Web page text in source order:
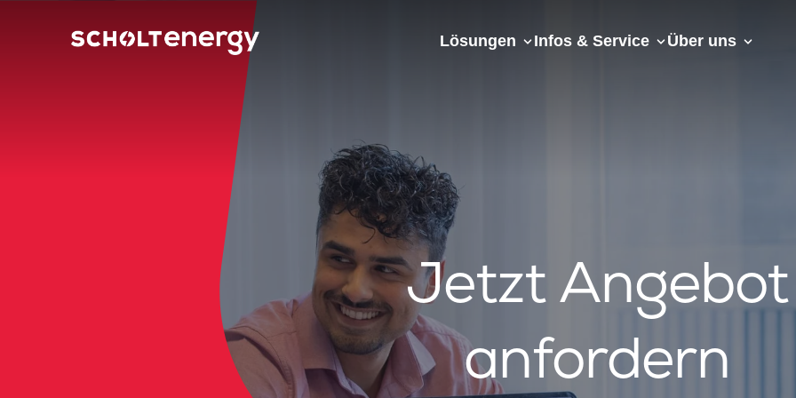
Lösungen Infos & Service Über uns
Jetzt Angebot
anfordern